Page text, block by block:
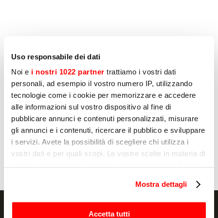
Uso responsabile dei dati
Noi e i nostri 1022 partner trattiamo i vostri dati
personali, ad esempio il vostro numero IP, utilizzando
tecnologie come i cookie per memorizzare e accedere
alle informazioni sul vostro dispositivo al fine di
pubblicare annunci e contenuti personalizzati, misurare
gli annunci e i contenuti, ricercare il pubblico e sviluppare
i servizi. Avete la possibilità di scegliere chi utilizza i
vostri dati e per quali scopi. Le vostre scelte in materia di
modificare o revocare il proprio consenso in qualsiasi
momento dalla Dichiarazione sui cookie o facendo clic
sull'icona di attivazione della privacy.
Mostra dettagli
Accetta tutti
interessarti
Pagina1 di8
DRAKE